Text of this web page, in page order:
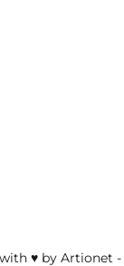
♥ by Artionet -